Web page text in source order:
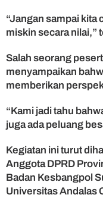
“Jangan sampai kita
miskin secara nilai,”
Salah seorang
menyampaikan
memberikan
“Kami jadi tahu
juga ada peluang
Kegiatan ini turut
Anggota DPRD
Badan Kesbangpol
Universitas Andalas